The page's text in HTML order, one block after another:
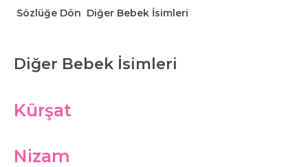
Sözlüğe Dön Diğer Bebek İsimleri
Diğer Bebek İsimleri
Kürşat
Nizam